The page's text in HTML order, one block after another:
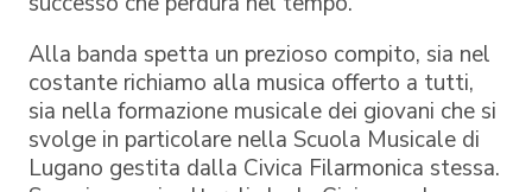
Alla banda spetta un prezioso compito, sia nel
costante richiamo alla musica offerto a tutti,
sia nella formazione musicale dei giovani che si
svolge in particolare nella Scuola Musicale di
Lugano gestita dalla Civica Filarmonica stessa.